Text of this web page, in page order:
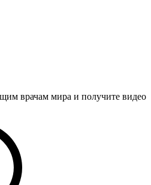
врачам мира и получите видео